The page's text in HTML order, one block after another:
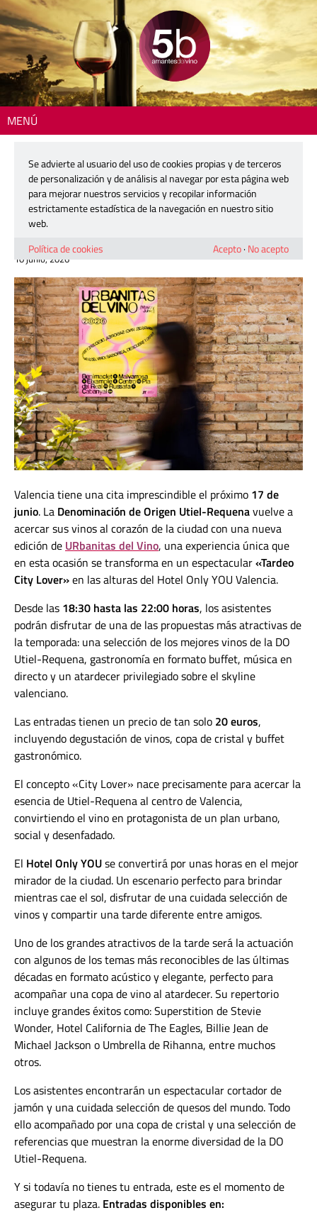
MENÚ
y gastronomía al cielo de València
URbanitas en modo Tardeo City Lover:
música, vino y gastronomía al cielo de
València
10 junio, 2026
Valencia tiene una cita imprescindible el próximo 17 de
junio. La Denominación de Origen Utiel-Requenavuelve a
acercar sus vinos al corazón de la ciudad con una nueva
edición de URbanitas del Vino, una experiencia única que
en esta ocasión se transforma en un espectacular«Tardeo
City Lover»en las alturas del Hotel Only YOU Valencia.
Desde las 18:30 hasta las 22:00 horas, los asistentes
podrán disfrutar de una de las propuestas más atractivas de
la temporada: una selección de los mejores vinos de la DO
Utiel-Requena, gastronomía en formato buffet, música en
directo y un atardecer privilegiado sobre el skyline
valenciano.
Las entradas tienen un precio de tan solo 20 euros,
incluyendo degustación de vinos, copa de cristal y buffet
gastronómico.
El concepto «City Lover» nace precisamente para acercar la
esencia de Utiel-Requena al centro de Valencia,
convirtiendo el vino en protagonista de un plan urbano,
social y desenfadado.
El Hotel Only YOUse convertirá por unas horas en el mejor
mirador de la ciudad. Un escenario perfecto para brindar
mientras cae el sol, disfrutar de una cuidada selección de
vinos y compartir una tarde diferente entre amigos.
Uno de los grandes atractivos de la tarde será la actuación
con algunos de los temas más reconocibles de las últimas
décadas en formato acústico y elegante, perfecto para
acompañar una copa de vino al atardecer. Su repertorio
incluye grandes éxitos como: Superstition de Stevie
Wonder, Hotel California de The Eagles, Billie Jean de
Michael Jackson o Umbrella de Rihanna, entre muchos
otros.
Los asistentes encontrarán un espectacular cortador de
jamón y una cuidada selección de quesos del mundo. Todo
ello acompañado por una copa de cristal y una selección de
referencias que muestran la enorme diversidad de la DO
Utiel-Requena.
Y si todavía no tienes tu entrada, este es el momento de
asegurar tu plaza. Entradas disponibles en:
Se advierte al usuario del uso de cookies propias y de terceros
de personalización y de análisis al navegar por esta página web
para mejorar nuestros servicios y recopilar información
estrictamente estadística de la navegación en nuestro sitio
web.
Política de cookies
Acepto· No acepto